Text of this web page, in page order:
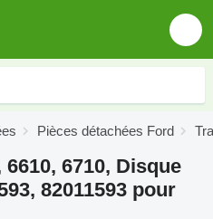
Pièces détachées Ford
6710, Disque
82011593 pour